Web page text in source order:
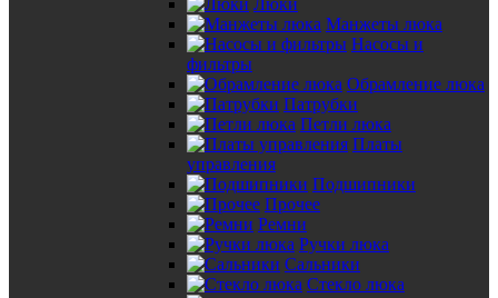
Люки
Манжеты люка
Насосы и
фильтры
Обрамление люка
Патрубки
Петли люка
Платы
управления
Подшипники
Прочее
Ремни
Ручки люка
Сальники
Стекло люка